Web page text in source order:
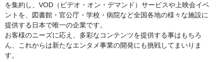
を集約し、VOD（ビデオ・オン・デマンド）サービスや上映会イベ
ントを、図書館・官公庁・学校・病院など全国各地の様々な施設に
提供する日本で唯一の企業です。
お客様のニーズに応え、多彩なコンテンツを提供する事はもちろ
ん、これからは新たなエンタメ事業の開発にも挑戦してまいりま
す。